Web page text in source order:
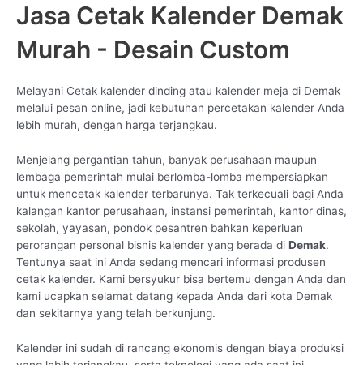
Jasa Cetak Kalender Demak
Murah - Desain Custom
Melayani Cetak kalender dinding atau kalender meja di Demak
melalui pesan online, jadi kebutuhan percetakan kalender Anda
lebih murah, dengan harga terjangkau.
Menjelang pergantian tahun, banyak perusahaan maupun
lembaga pemerintah mulai berlomba-lomba mempersiapkan
untuk mencetak kalender terbarunya. Tak terkecuali bagi Anda
kalangan kantor perusahaan, instansi pemerintah, kantor dinas,
sekolah, yayasan, pondok pesantren bahkan keperluan
perorangan personal bisnis kalender yang berada di Demak.
Tentunya saat ini Anda sedang mencari informasi produsen
cetak kalender. Kami bersyukur bisa bertemu dengan Anda dan
kami ucapkan selamat datang kepada Anda dari kota Demak
dan sekitarnya yang telah berkunjung.
Kalender ini sudah di rancang ekonomis dengan biaya produksi